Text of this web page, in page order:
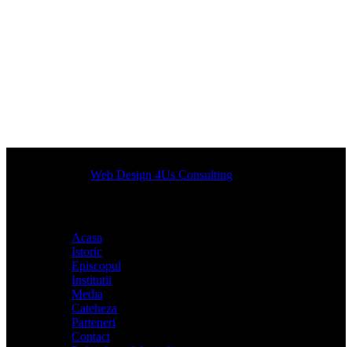
Designed byWeb Design 4Us Consulting
Acasa
Istoric
Episcopul
Institutii
Media
Cateheza
Parteneri
Contact